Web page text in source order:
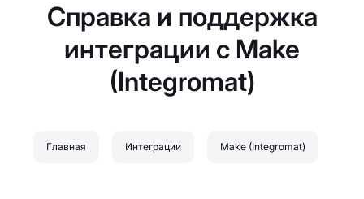
Справка и поддержка
интеграции с Make
(Integromat)
Главная Интеграции Make (Integromat)